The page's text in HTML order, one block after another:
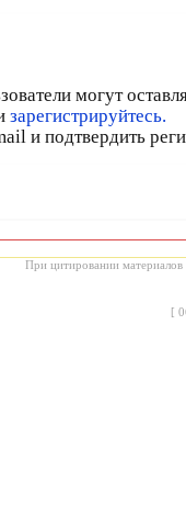
могут
зарегистрируйтесь.
и подтвердить
При цитировании материалов
[